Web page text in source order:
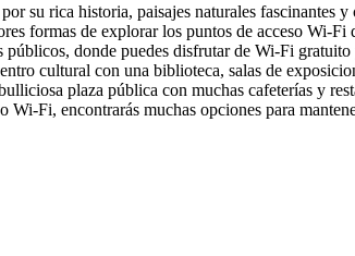
su rica historia, paisajes naturales fascinantes
formas de explorar los puntos de acceso Wi-
donde puedes disfrutar de Wi-Fi
cultural con una biblioteca, salas de
plaza pública con muchas cafeterías y
Fi, encontrarás muchas opciones para